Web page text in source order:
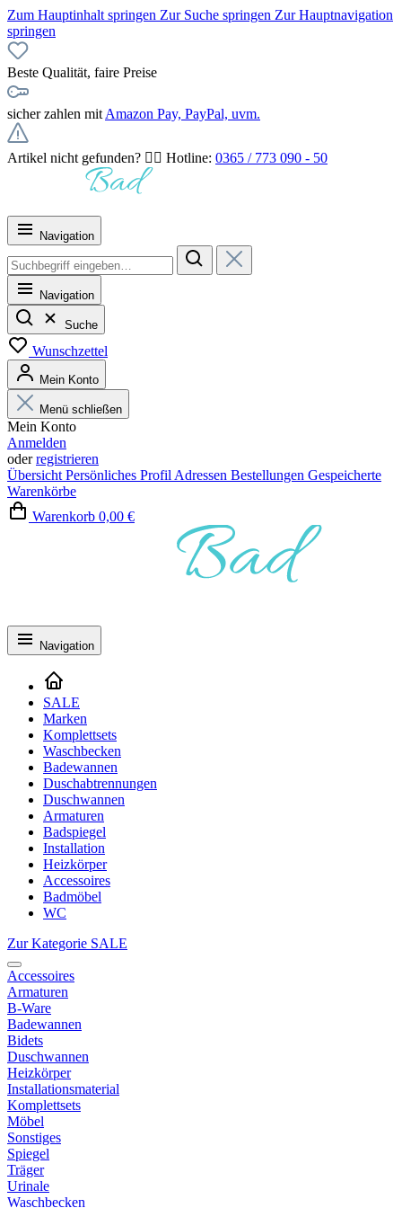
Zum Hauptinhalt springen Zur Suche springen Zur Hauptnavigation
springen
Beste Qualität, faire Preise
sicher zahlen mit Amazon Pay, PayPal, uvm.
Artikel nicht gefunden? 👉🏻 Hotline: 0365 / 773 090 - 50
Navigation
Navigation
Suche
Wunschzettel
Mein Konto
Menü schließen
Mein Konto
Anmelden
oderregistrieren
Übersicht Persönliches Profil Adressen Bestellungen Gespeicherte
Warenkörbe
Warenkorb 0,00 €
Navigation
SALE
Marken
Komplettsets
Waschbecken
Badewannen
Duschabtrennungen
Duschwannen
Armaturen
Badspiegel
Installation
Heizkörper
Accessoires
Badmöbel
WC
Zur Kategorie SALE
Accessoires
Armaturen
B-Ware
Badewannen
Bidets
Duschwannen
Heizkörper
Installationsmaterial
Komplettsets
Möbel
Sonstiges
Spiegel
Träger
Urinale
Waschbecken